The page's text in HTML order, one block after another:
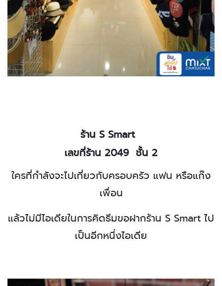
ร้าน S Smart
เลขที่ร้าน 2049 ชั้น 2
ใครที่กำลังจะไปเที่ยวกับครอบครัว แฟน หรือแก๊ง
เพื่อน
แล้วไม่มีไอเดียในการคิดธีมขอฝากร้าน S Smart ไป
เป็นอีกหนึ่งไอเดีย